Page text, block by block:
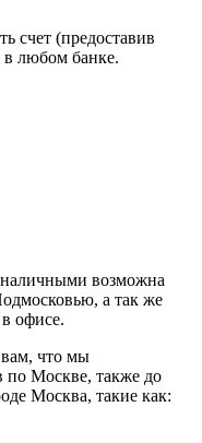
счет (предоставив
в любом банке.
возможна
а так же
офисе.
что мы
по Москве, также до
Москва, такие как: